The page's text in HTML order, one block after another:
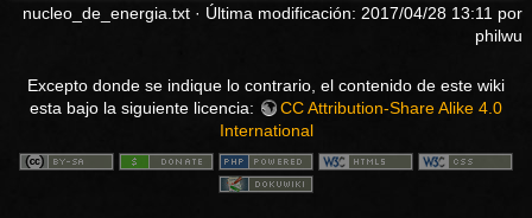
nucleo_de_energia.txt · Última modificación: 2017/04/28 13:11 por
philwu
Excepto donde se indique lo contrario, el contenido de este wiki
esta bajo la siguiente licencia:
CC Attribution-Share Alike 4.0
International